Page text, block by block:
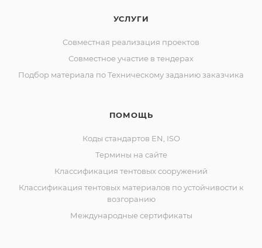
УСЛУГИ
Совместная реализация проектов
Совместное участие в тендерах
Подбор материала по Техническому заданию заказчика
ПОМОЩЬ
Коды стандартов EN, ISO
Термины на сайте
Классификация тентовых сооружений
Классификация тентовых материалов по устойчивости к
возгоранию
Международные сертификаты